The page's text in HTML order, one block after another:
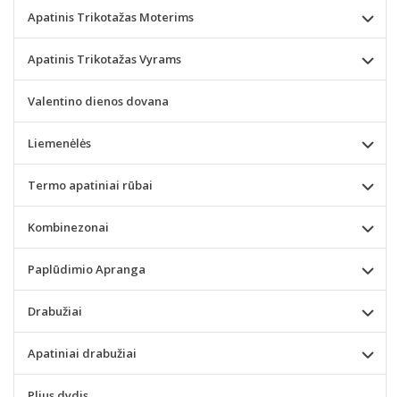
Apatinis Trikotažas Moterims
Apatinis Trikotažas Vyrams
Valentino dienos dovana
Liemenėlės
Termo apatiniai rūbai
Kombinezonai
Paplūdimio Apranga
Drabužiai
Apatiniai drabužiai